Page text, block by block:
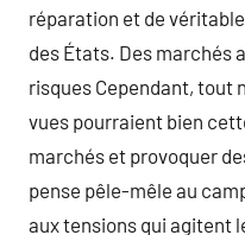
réparation et de
des États. Des marchés
risques Cependant, tout
vues pourraient bien
marchés et provoquer
pense pêle-mêle au
aux tensions qui agitent